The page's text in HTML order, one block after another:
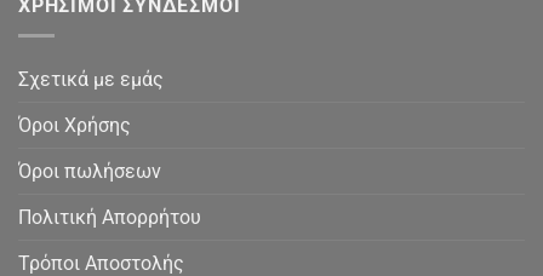
ΧΡΉΣΙΜΟΙ ΣΎΝΔΕΣΜΟΙ
Σχετικά με εμάς
Όροι Χρήσης
Όροι πωλήσεων
Πολιτική Απορρήτου
Τρόποι Αποστολής